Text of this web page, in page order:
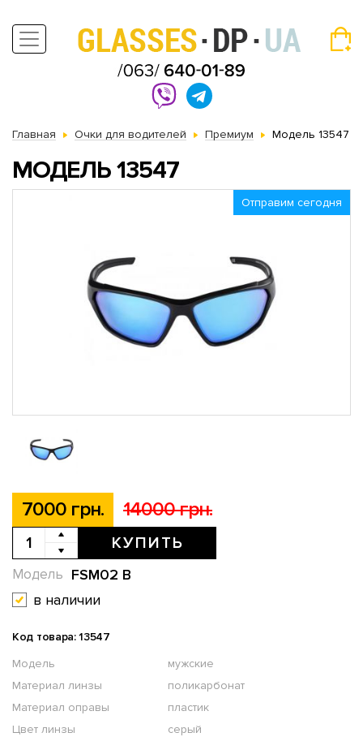
Главная Очки для водителей Премиум Модель 13547
МОДЕЛЬ 13547
Отправим сегодня
7000 грн. 14000 грн.
КУПИТЬ
FSM02 B
Модель
в наличии
Код товара: 13547
Модель
мужские
Материал линзы
поликарбонат
Материал оправы
пластик
Цвет линзы
серый